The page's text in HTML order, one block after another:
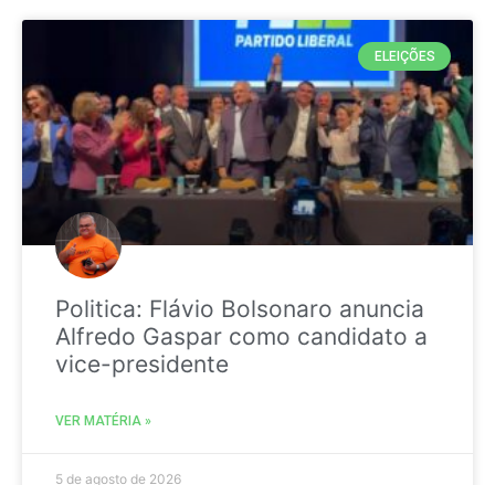
ELEIÇÕES
Politica: Flávio Bolsonaro anuncia
Alfredo Gaspar como candidato a
vice-presidente
VER MATÉRIA »
5 de agosto de 2026